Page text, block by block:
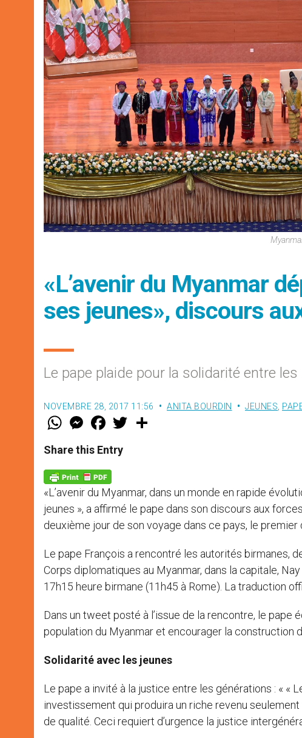
«L’avenir du Myanmar
ses jeunes», discours
Le pape plaide pour la solidarité entre
NOVEMBRE 28, 2017 11:56 ANITA BOURDIN JEUNES
W
t
s
p
p
M
e
s
e
g
e
r
F
a
e
b
k
w
Share this Entry
«L’avenir du Myanmar, dans un monde en rapide
jeunes », a affirmé le pape dans son discours aux
deuxième jour de son voyage dans ce pays, le premier
Le pape François a rencontré les autorités birmanes,
Corps diplomatiques au Myanmar, dans la capitale, Nay
17h15 heure birmane (11h45 à Rome). La traduction
Dans un tweet posté à l’issue de la rencontre, le pape
population du Myanmar et encourager la construction
Solidarité avec les jeunes
Le pape a invité à la justice entre les générations : « «
investissement qui produira un riche revenu
de qualité. Ceci requiert d’urgence la justice